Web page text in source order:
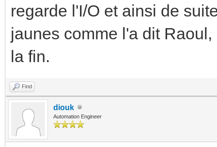
regarde l'I/O et ainsi de
jaunes comme l'a dit
la fin.
Find
diouk
Automation Engineer